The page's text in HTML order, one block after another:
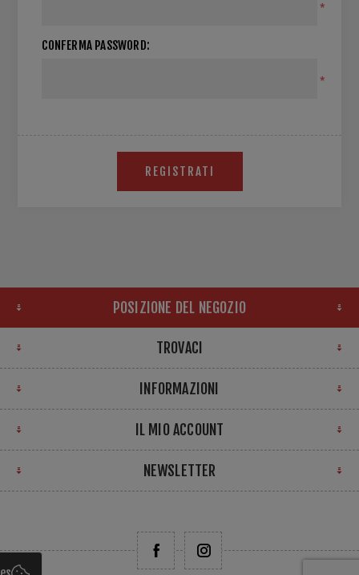
*
CONFERMA PASSWORD:
*
REGISTRATI
POSIZIONE DEL NEGOZIO
TROVACI
INFORMAZIONI
IL MIO ACCOUNT
NEWSLETTER